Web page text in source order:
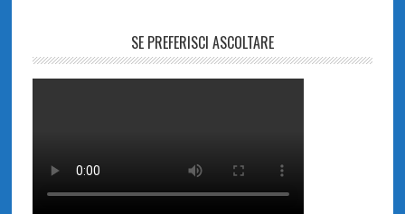
SE PREFERISCI ASCOLTARE